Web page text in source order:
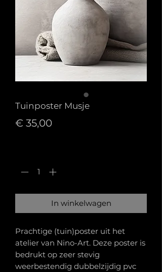
Tuinposter Musje
€ 35,00Prijs
In winkelwagen
Prachtige (tuin)poster uit het
atelier van Nino-Art. Deze poster is
bedrukt op zeer stevig
weerbestendig dubbelzijdig pvc